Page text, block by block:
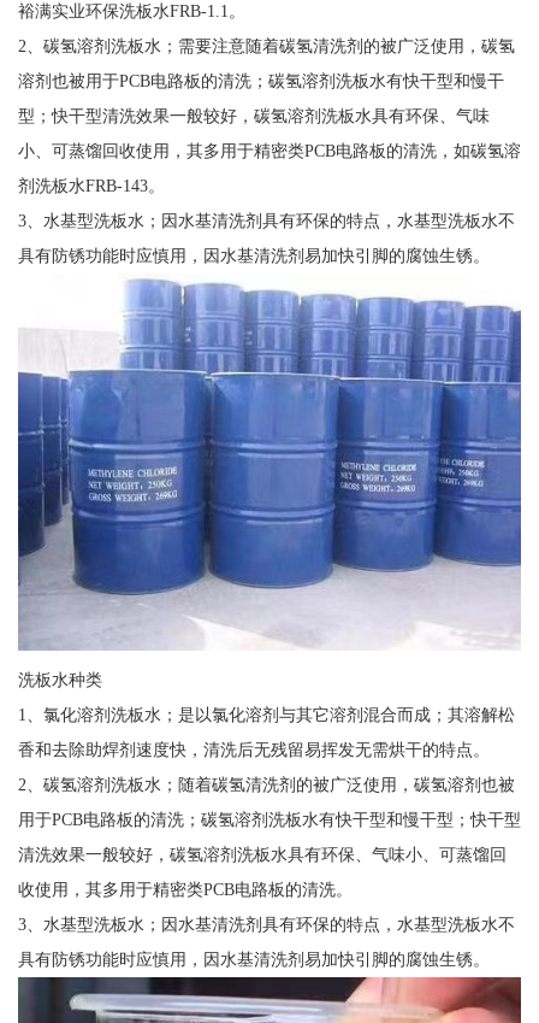
裕满实业环保洗板水FRB-1.1。
2、碳氢溶剂洗板水；需要注意随着碳氢清洗剂的被广泛使用，碳氢
溶剂也被用于PCB电路板的清洗；碳氢溶剂洗板水有快干型和慢干
型；快干型清洗效果一般较好，碳氢溶剂洗板水具有环保、气味
小、可蒸馏回收使用，其多用于精密类PCB电路板的清洗，如碳氢溶
剂洗板水FRB-143。
3、水基型洗板水；因水基清洗剂具有环保的特点，水基型洗板水不
具有防锈功能时应慎用，因水基清洗剂易加快引脚的腐蚀生锈。
洗板水种类
1、氯化溶剂洗板水；是以氯化溶剂与其它溶剂混合而成；其溶解松
香和去除助焊剂速度快，清洗后无残留易挥发无需烘干的特点。
2、碳氢溶剂洗板水；随着碳氢清洗剂的被广泛使用，碳氢溶剂也被
用于PCB电路板的清洗；碳氢溶剂洗板水有快干型和慢干型；快干型
清洗效果一般较好，碳氢溶剂洗板水具有环保、气味小、可蒸馏回
收使用，其多用于精密类PCB电路板的清洗。
3、水基型洗板水；因水基清洗剂具有环保的特点，水基型洗板水不
具有防锈功能时应慎用，因水基清洗剂易加快引脚的腐蚀生锈。